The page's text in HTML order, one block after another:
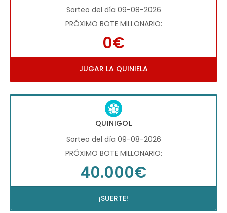
Sorteo del día 09-08-2026
PRÓXIMO BOTE MILLONARIO:
0€
JUGAR LA QUINIELA
QUINIGOL
Sorteo del día 09-08-2026
PRÓXIMO BOTE MILLONARIO:
40.000€
¡SUERTE!